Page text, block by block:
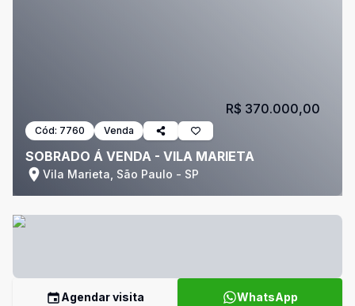
Cód: 7760 Venda
SOBRADO Á VENDA - VILA MARIETA
Vila Marieta, São Paulo - SP
R$ 370.000,00
Agendar visita WhatsApp